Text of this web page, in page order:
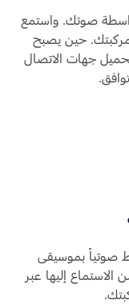
صوتك. واستمع
مركبتك. حين يصبح
جهات الاتصال
صوتياً بموسيقى
إليها عبر